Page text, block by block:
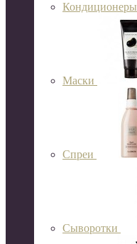
Кондиционеры
Маски
Спреи
Сыворотки